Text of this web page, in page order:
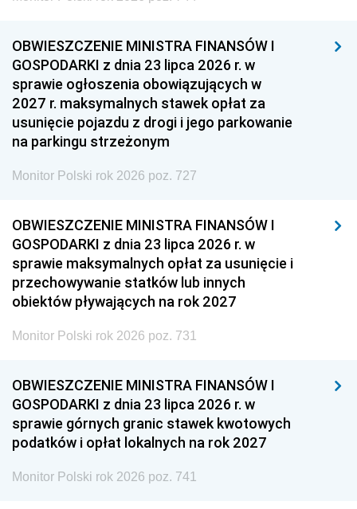
OBWIESZCZENIE MINISTRA FINANSÓW I
GOSPODARKI z dnia 23 lipca 2026 r. w
sprawie ogłoszenia obowiązujących w
2027 r. maksymalnych stawek opłat za
usunięcie pojazdu z drogi i jego parkowanie
na parkingu strzeżonym
Monitor Polski rok 2026 poz. 727
OBWIESZCZENIE MINISTRA FINANSÓW I
GOSPODARKI z dnia 23 lipca 2026 r. w
sprawie maksymalnych opłat za usunięcie i
przechowywanie statków lub innych
obiektów pływających na rok 2027
Monitor Polski rok 2026 poz. 731
OBWIESZCZENIE MINISTRA FINANSÓW I
GOSPODARKI z dnia 23 lipca 2026 r. w
sprawie górnych granic stawek kwotowych
podatków i opłat lokalnych na rok 2027
Monitor Polski rok 2026 poz. 741